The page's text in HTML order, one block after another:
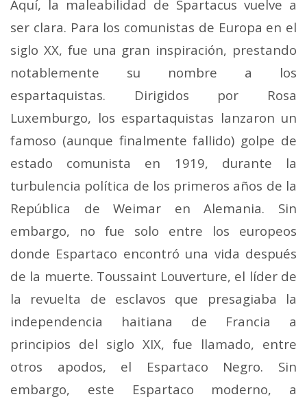
Aquí, la maleabilidad de Spartacus vuelve a
ser clara. Para los comunistas de Europa en el
siglo XX, fue una gran inspiración, prestando
notablemente su nombre a los
espartaquistas. Dirigidos por Rosa
Luxemburgo, los espartaquistas lanzaron un
famoso (aunque finalmente fallido) golpe de
estado comunista en 1919, durante la
turbulencia política de los primeros años de la
República de Weimar en Alemania. Sin
embargo, no fue solo entre los europeos
donde Espartaco encontró una vida después
de la muerte. Toussaint Louverture, el líder de
la revuelta de esclavos que presagiaba la
independencia haitiana de Francia a
principios del siglo XIX, fue llamado, entre
otros apodos, el Espartaco Negro. Sin
embargo, este Espartaco moderno, a